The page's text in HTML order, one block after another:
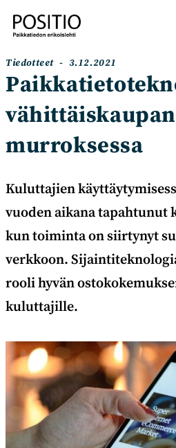
suoraan
sisältöön
Artikkelin
kategoria:
Tiedotteet
Artikkeli
julkaistu:
3.12.2021
vähittäiskaupan
murroksessa
Kuluttajien
vuoden aikana tapahtunut
kun toiminta on siirtynyt
verkkoon.
rooli hyvän
kuluttajille.